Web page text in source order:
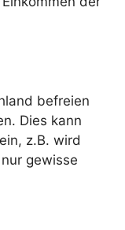
befreien
Dies kann
z.B. wird
gewisse